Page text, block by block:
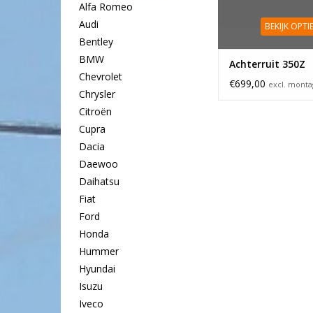
Alfa Romeo
Audi
Bentley
BMW
Chevrolet
Chrysler
Citroën
Cupra
Dacia
Daewoo
Daihatsu
Fiat
Ford
Honda
Hummer
Hyundai
Isuzu
Iveco
BEKIJK
Achterruit 350Z
€699,00 excl.